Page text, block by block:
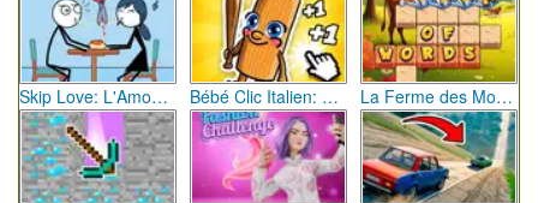
Skip Love: L'Amour en Péril Bébé Clic Italien: La Folie des Petits Bambins La Ferme des Mots - Cultivez votre Vocabulaire